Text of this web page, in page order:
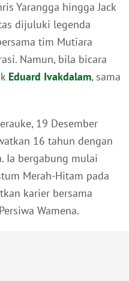
Yarangga hingga Jack
dijuluki legenda
tim Mutiara
Namun, bila bicara
Eduard Ivakdalam, sama
19 Desember
16 tahun dengan
Ia bergabung mulai
Merah-Hitam pada
karier bersama
Wamena.